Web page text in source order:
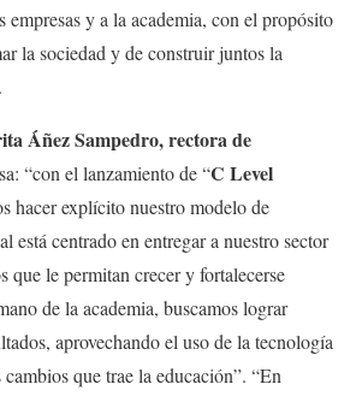
empresas y a la academia, con el propósito
la sociedad y de construir juntos la
Áñez Sampedro, rectora de
“con el lanzamiento de “C Level
hacer explícito nuestro modelo de
está centrado en entregar a nuestro sector
que le permitan crecer y fortalecerse
de la academia, buscamos lograr
aprovechando el uso de la tecnología
que trae la educación”. “En